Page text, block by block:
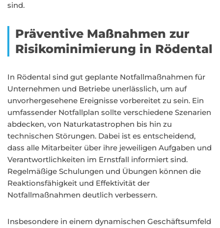
sind.
Präventive Maßnahmen zur
Risikominimierung in Rödental
In Rödental sind gut geplante Notfallmaßnahmen für
Unternehmen und Betriebe unerlässlich, um auf
unvorhergesehene Ereignisse vorbereitet zu sein. Ein
umfassender Notfallplan sollte verschiedene Szenarien
abdecken, von Naturkatastrophen bis hin zu
technischen Störungen. Dabei ist es entscheidend,
dass alle Mitarbeiter über ihre jeweiligen Aufgaben und
Verantwortlichkeiten im Ernstfall informiert sind.
Regelmäßige Schulungen und Übungen können die
Reaktionsfähigkeit und Effektivität der
Notfallmaßnahmen deutlich verbessern.
Insbesondere in einem dynamischen Geschäftsumfeld